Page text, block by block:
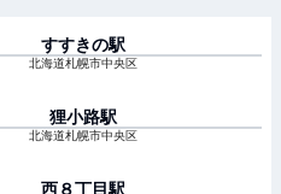
すすきの駅
北海道札幌市中央区
狸小路駅
北海道札幌市中央区
西８丁目駅